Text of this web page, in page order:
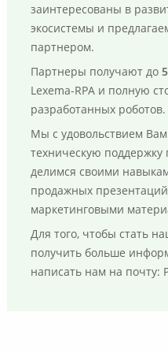
заинтересованы в
экосистемы и
партнером.
Партнеры получают до
Lexema-RPA и полную
разработанных роботов.
Мы с удовольствием
техническую поддержку
делимся своими
продажных
маркетинговыми
Для того, чтобы стать
получить больше
написать нам на почту: